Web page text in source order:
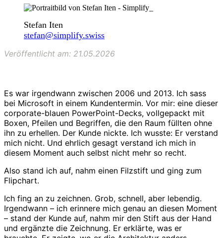
Stefan Iten
stefan@simplify.swiss
Veröffentlicht am: 21.05.2026
Es war irgendwann zwischen 2006 und 2013. Ich sass
bei Microsoft in einem Kundentermin. Vor mir: eine dieser
corporate-blauen PowerPoint-Decks, vollgepackt mit
Boxen, Pfeilen und Begriffen, die den Raum füllten ohne
ihn zu erhellen. Der Kunde nickte. Ich wusste: Er verstand
mich nicht. Und ehrlich gesagt verstand ich mich in
diesem Moment auch selbst nicht mehr so recht.
Also stand ich auf, nahm einen Filzstift und ging zum
Flipchart.
Ich fing an zu zeichnen. Grob, schnell, aber lebendig.
Irgendwann – ich erinnere mich genau an diesen Moment
– stand der Kunde auf, nahm mir den Stift aus der Hand
und ergänzte die Zeichnung. Er erklärte, was er